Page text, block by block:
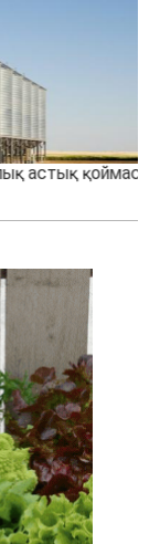
іске